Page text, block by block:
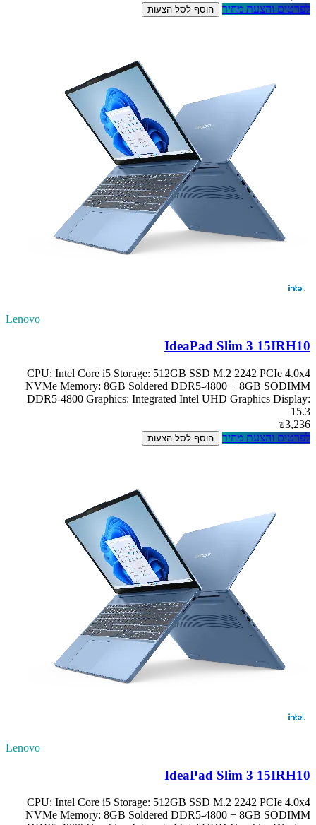
לפרטים והצעת מחיר
הוסף לסל הצעות
Lenovo
IdeaPad Slim 3 15IRH10
CPU: Intel Core i5 Storage: 512GB SSD M.2 2242 PCIe 4.0x4
NVMe Memory: 8GB Soldered DDR5-4800 + 8GB SODIMM
DDR5-4800 Graphics: Integrated Intel UHD Graphics Display:
15.3
₪3,236
לפרטים והצעת מחיר
הוסף לסל הצעות
Lenovo
IdeaPad Slim 3 15IRH10
CPU: Intel Core i5 Storage: 512GB SSD M.2 2242 PCIe 4.0x4
NVMe Memory: 8GB Soldered DDR5-4800 + 8GB SODIMM